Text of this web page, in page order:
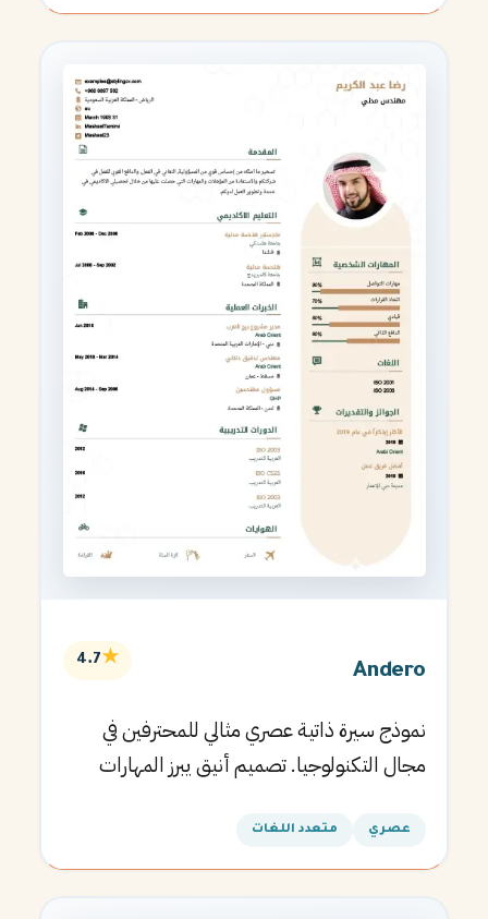
Andero
★
4.7
نموذج سيرة ذاتية عصري مثالي للمحترفين في
مجال التكنولوجيا. تصميم أنيق يبرز المهارات
عصري متعدد اللغات